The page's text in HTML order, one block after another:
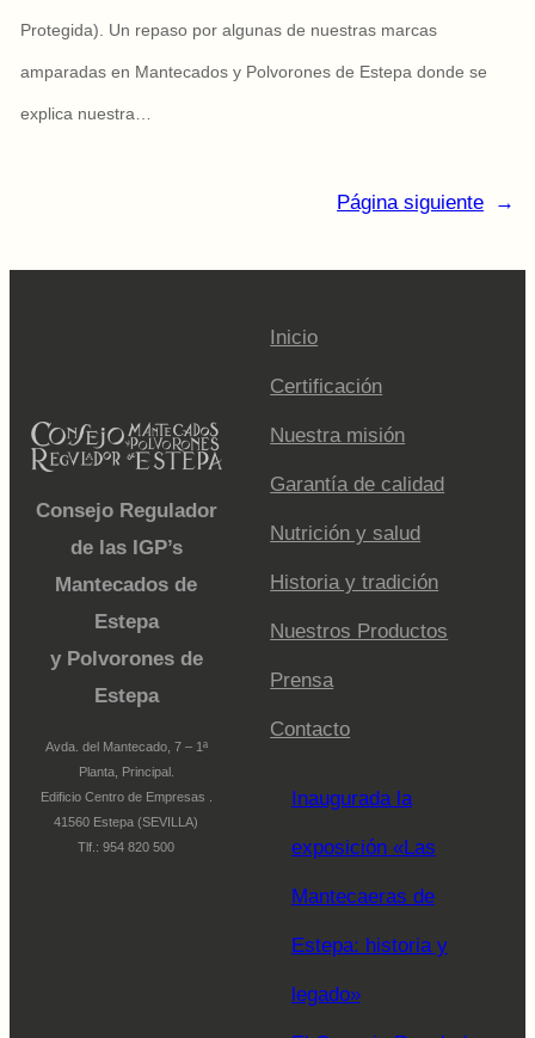
Protegida). Un repaso por algunas de nuestras marcas
amparadas en Mantecados y Polvorones de Estepa donde se
explica nuestra…
Página siguiente →
Consejo Regulador
de las IGP’s
Mantecados de
Estepa
y Polvorones de
Estepa
Avda. del Mantecado, 7 – 1ª
Planta, Principal.
Edificio Centro de Empresas .
41560 Estepa (SEVILLA)
Tlf.: 954 820 500
Inicio
Certificación
Nuestra misión
Garantía de calidad
Nutrición y salud
Historia y tradición
Nuestros Productos
Prensa
Contacto
Inaugurada la
exposición «Las
Mantecaeras de
Estepa: historia y
legado»